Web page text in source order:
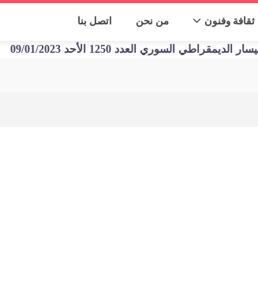
ثقافة وفنون من نحن اتصل بنا
السوري العدد 1250 الأحد 09/01/2023